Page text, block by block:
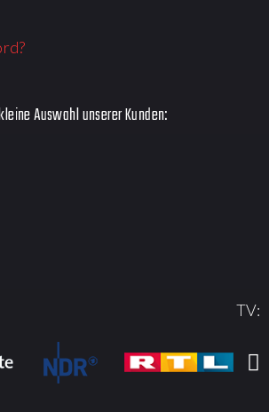
Auswahl unserer Kunden:
TV: